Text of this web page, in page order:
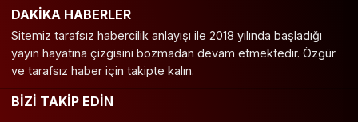
DAKİKA HABERLER
Sitemiz tarafsız habercilik anlayışı ile 2018 yılında başladığı
yayın hayatına çizgisini bozmadan devam etmektedir. Özgür
ve tarafsız haber için takipte kalın.
BİZİ TAKİP EDİN